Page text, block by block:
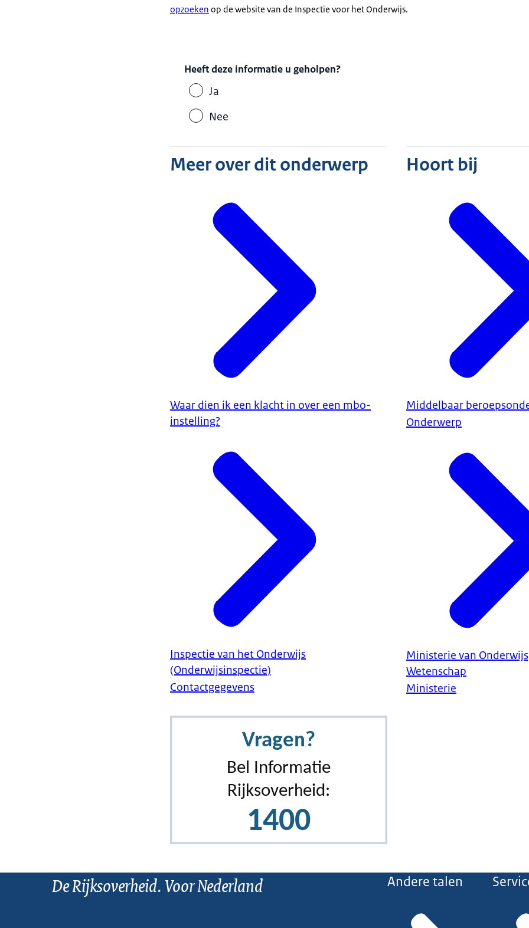
opzoeken op de website van de Inspectie voor het Onderwijs.
Heeft deze informatie u geholpen?
Ja
Nee
Meer over dit onderwerp
Waar dien ik een klacht in over een mbo-
instelling?
Inspectie van het Onderwijs
(Onderwijsinspectie)
Contactgegevens
Hoort bij
Middelbaar
Onderwerp
Ministerie van
Wetenschap
Ministerie
De Rijksoverheid. Voor Nederland Andere talen